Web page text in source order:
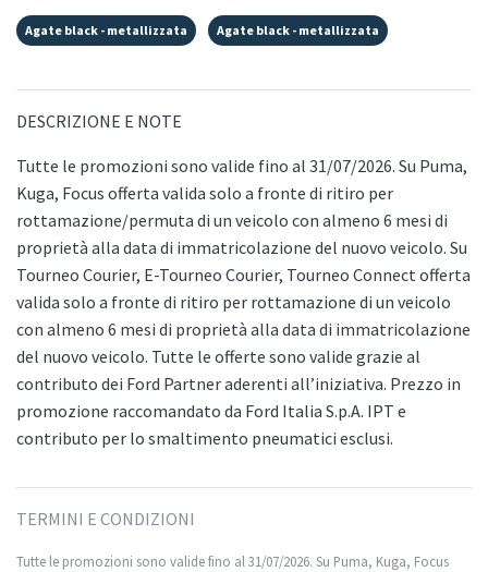
Agate black - metallizzata Agate black - metallizzata
DESCRIZIONE E NOTE
Tutte le promozioni sono valide fino al 31/07/2026. Su Puma,
Kuga, Focus offerta valida solo a fronte di ritiro per
rottamazione/permuta di un veicolo con almeno 6 mesi di
proprietà alla data di immatricolazione del nuovo veicolo. Su
Tourneo Courier, E-Tourneo Courier, Tourneo Connect offerta
valida solo a fronte di ritiro per rottamazione di un veicolo
con almeno 6 mesi di proprietà alla data di immatricolazione
del nuovo veicolo. Tutte le offerte sono valide grazie al
contributo dei Ford Partner aderenti all’iniziativa. Prezzo in
promozione raccomandato da Ford Italia S.p.A. IPT e
contributo per lo smaltimento pneumatici esclusi.
TERMINI E CONDIZIONI
Tutte le promozioni sono valide fino al 31/07/2026. Su Puma, Kuga, Focus